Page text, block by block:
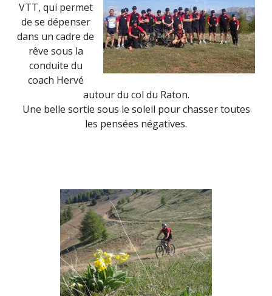
VTT, qui permet
de se dépenser
dans un cadre de
rêve sous la
conduite du
coach Hervé
autour du col du Raton.
Une belle sortie sous le soleil pour chasser toutes
les pensées négatives.